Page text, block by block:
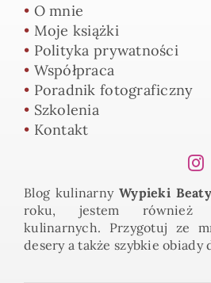
• O mnie
• Moje książki
• Polityka prywatności
• Współpraca
• Poradnik fotograficzny
• Szkolenia
• Kontakt
Blog kulinarny Wypieki Beaty
roku, jestem również
kulinarnych. Przygotuj ze
desery a także szybkie obiady